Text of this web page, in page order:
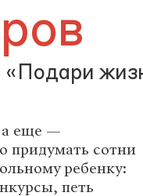
а еще —
придумать сотни
ребенку:
петь